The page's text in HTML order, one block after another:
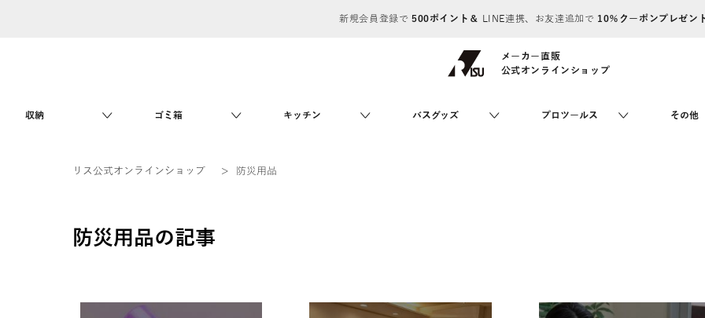
新規会員登録で500ポイント＆ LINE連携、お友達追加で 10％クーポンプレゼン
メーカー直販
公式オンラインショップ
収納 ゴミ箱 キッチン バスグッズ プロツールス その他
リス公式オンラインショップ > 防災用品
防災用品の記事